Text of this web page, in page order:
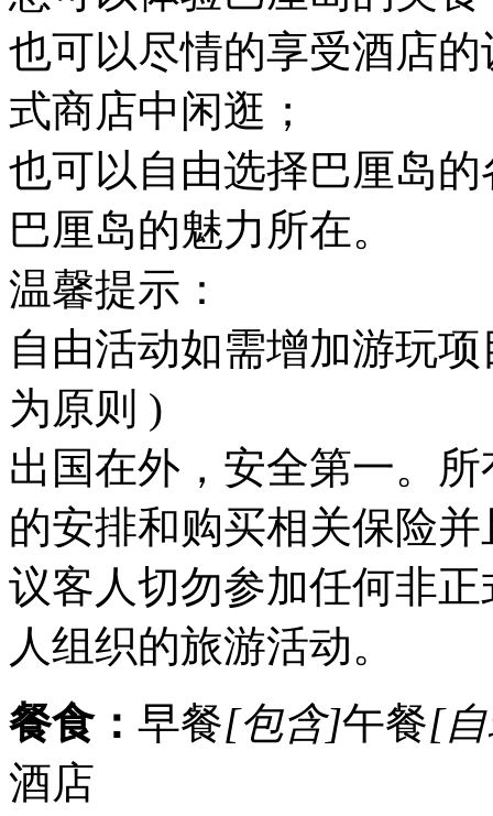
也可以尽情的享受酒店
式商店中闲逛；
也可以自由选择巴厘岛
巴厘岛的魅力所在。
温馨提示：
自由活动如需增加游玩
为原则 )
出国在外，安全第一。
的安排和购买相关保险
议客人切勿参加任何非
人组织的旅游活动。
餐食： 早餐[包含]午餐[
酒店